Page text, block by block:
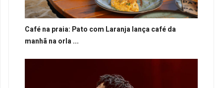
Café na praia: Pato com Laranja lança café da
manhã na orla ...